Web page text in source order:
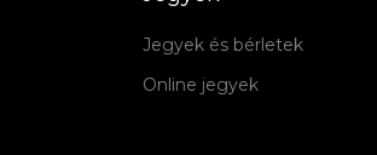
Jegyek és bérletek
Online jegyek